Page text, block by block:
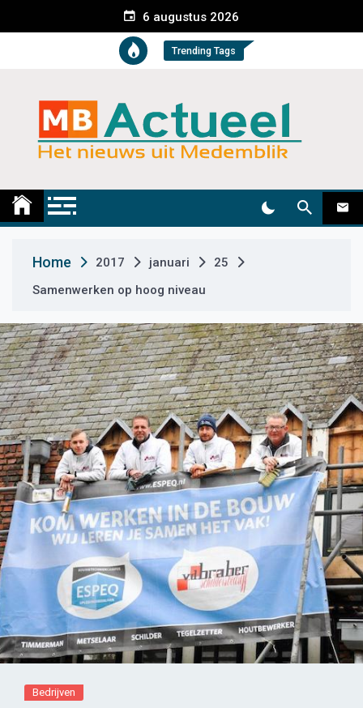
e
t
6 augustus 2026
Trending Tags
Medemblik Actueel
Home 2017 januari
25
Samenwerken op hoog niveau
Bedrijven